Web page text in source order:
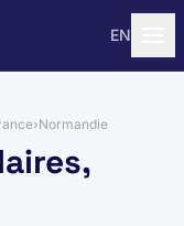
EN
›Normandie